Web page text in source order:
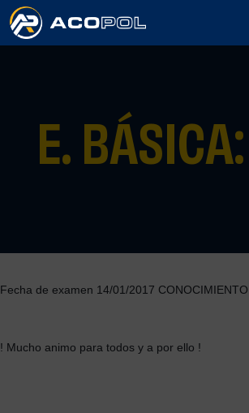
E.
Fecha de examen 14/01/2017
! Mucho animo para todos y a por ello !